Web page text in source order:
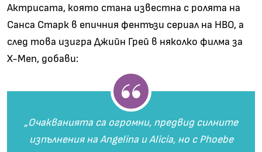
Актрисата, която стана известна с ролята на
Санса Старк в епичния фентъзи сериал на HBO, а
след това изигра Джийн Грей в няколко филма за
X-Men, добави:
„Очакванията са огромни, предвид силните
изпълнения на Angelina и Alicia, но с Phoebe